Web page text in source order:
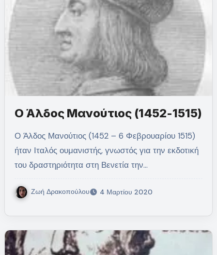
Ο Άλδος Μανούτιος (1452-1515)
Ο Άλδος Μανούτιος (1452 – 6 Φεβρουαρίου 1515)
ήταν Ιταλός ουμανιστής, γνωστός για την εκδοτική
του δραστηριότητα στη Βενετία την…
Ζωή Δρακοπούλου 4 Μαρτίου 2020